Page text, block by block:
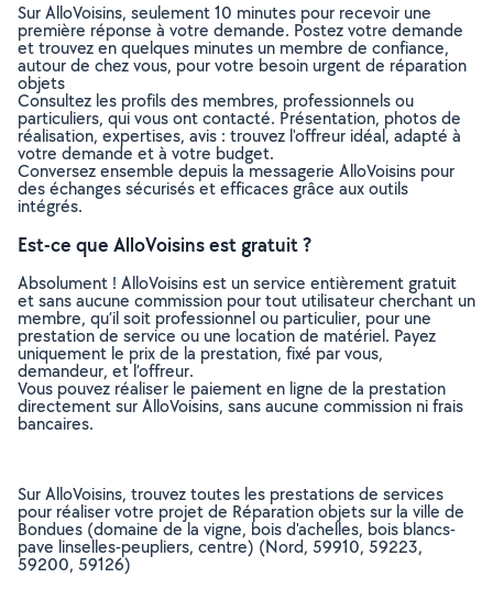
Sur AlloVoisins, seulement 10 minutes pour recevoir une
première réponse à votre demande. Postez votre demande
et trouvez en quelques minutes un membre de confiance,
autour de chez vous, pour votre besoin urgent de réparation
objets
Consultez les profils des membres, professionnels ou
particuliers, qui vous ont contacté. Présentation, photos de
réalisation, expertises, avis : trouvez l'offreur idéal, adapté à
votre demande et à votre budget.
Conversez ensemble depuis la messagerie AlloVoisins pour
des échanges sécurisés et efficaces grâce aux outils
intégrés.
Est-ce que AlloVoisins est gratuit ?
Absolument ! AlloVoisins est un service entièrement gratuit
et sans aucune commission pour tout utilisateur cherchant un
membre, qu’il soit professionnel ou particulier, pour une
prestation de service ou une location de matériel. Payez
uniquement le prix de la prestation, fixé par vous,
demandeur, et l’offreur.
Vous pouvez réaliser le paiement en ligne de la prestation
directement sur AlloVoisins, sans aucune commission ni frais
bancaires.
Sur AlloVoisins, trouvez toutes les prestations de services
pour réaliser votre projet de Réparation objets sur la ville de
Bondues (domaine de la vigne, bois d'achelles, bois blancs-
pave linselles-peupliers, centre) (Nord, 59910, 59223,
59200, 59126)